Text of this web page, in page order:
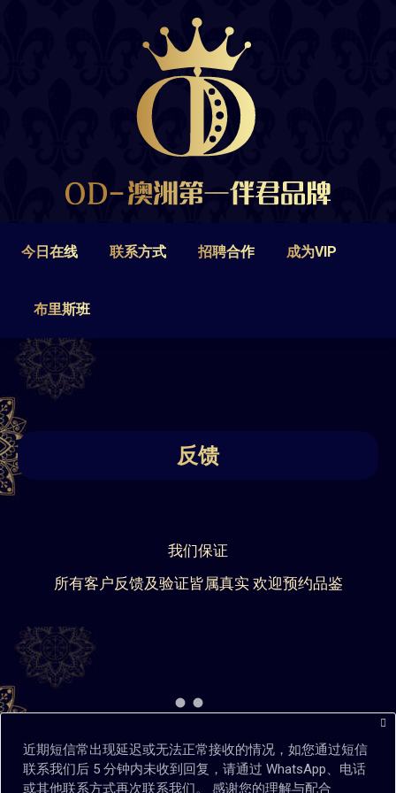
今日在线 联系方式 招聘合作 成为VIP
布里斯班
反馈
我们保证
所有客户反馈及验证皆属真实 欢迎预约品鉴
近期短信常出现延迟或无法正常接收的情况，如您通过短信
联系我们后 5 分钟内未收到回复，请通过 WhatsApp、电话
或其他联系方式再次联系我们。 感谢您的理解与配合
联系方式 招聘合作
布里斯班